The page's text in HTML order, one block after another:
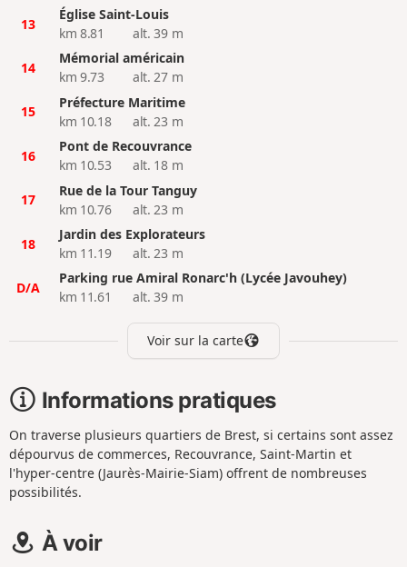
13
Église Saint-Louis
km 8.81
alt. 39 m
14
Mémorial américain
km 9.73
alt. 27 m
15
Préfecture Maritime
km 10.18
alt. 23 m
16
Pont de Recouvrance
km 10.53
alt. 18 m
17
Rue de la Tour Tanguy
km 10.76
alt. 23 m
18
Jardin des Explorateurs
km 11.19
alt. 23 m
D/A
Parking rue Amiral Ronarc'h (Lycée Javouhey)
km 11.61
alt. 39 m
Voir sur la carte
Informations pratiques
On traverse plusieurs quartiers de Brest, si certains sont assez
dépourvus de commerces, Recouvrance, Saint-Martin et
l'hyper-centre (Jaurès-Mairie-Siam) offrent de nombreuses
possibilités.
À voir